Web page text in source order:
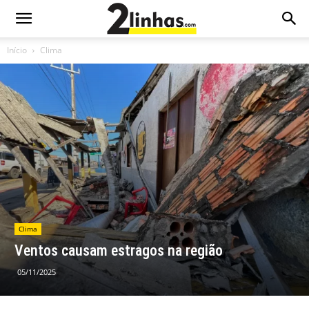
Início Clima
Clima
Ventos causam estragos na região
05/11/2025